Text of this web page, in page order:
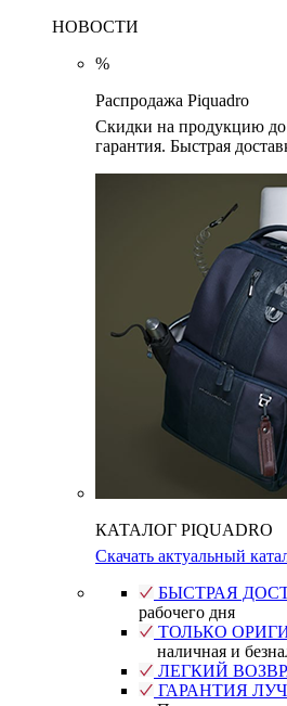
НОВОСТИ
%
Распродажа Piquadro
Скидки на продукцию
гарантия. Быстрая
КАТАЛОГ PIQUADRO
Скачать актуальный
БЫСТРАЯ
рабочего дня
ТОЛЬКО
наличная и
ЛЕГКИЙ
ГАРАНТИЯ